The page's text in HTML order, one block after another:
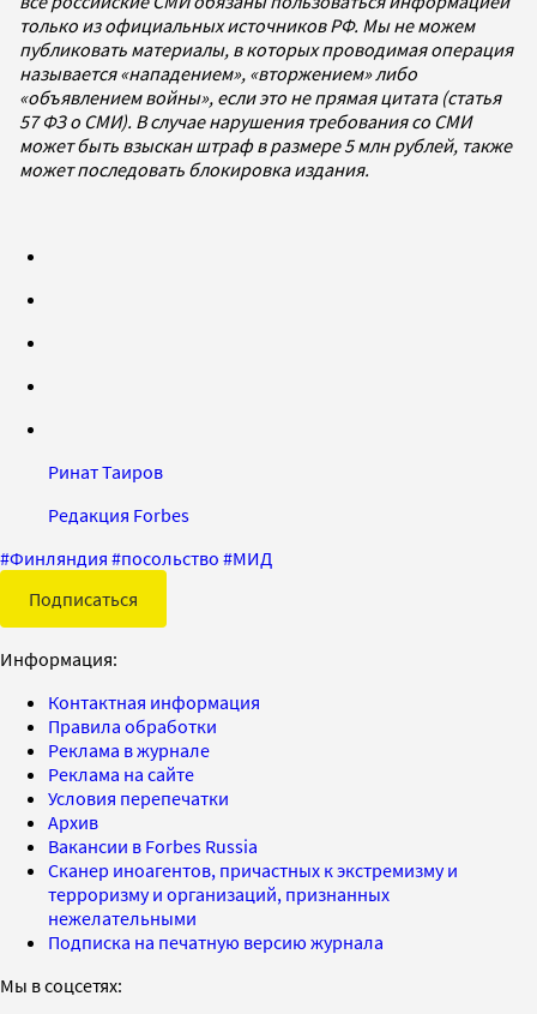
только из официальных источников РФ. Мы не можем
публиковать материалы, в которых проводимая операция
называется «нападением», «вторжением» либо
«объявлением войны», если это не прямая цитата (статья
57 ФЗ о СМИ). В случае нарушения требования со СМИ
может быть взыскан штраф в размере 5 млн рублей, также
может последовать блокировка издания.
Ринат Таиров
Редакция Forbes
#Финляндия #посольство #МИД
Подписаться
Информация:
Контактная информация
Правила обработки
Реклама в журнале
Реклама на сайте
Условия перепечатки
Архив
Вакансии в Forbes Russia
Сканер иноагентов, причастных к экстремизму и
терроризму и организаций, признанных
нежелательными
Подписка на печатную версию журнала
Мы в соцсетях: